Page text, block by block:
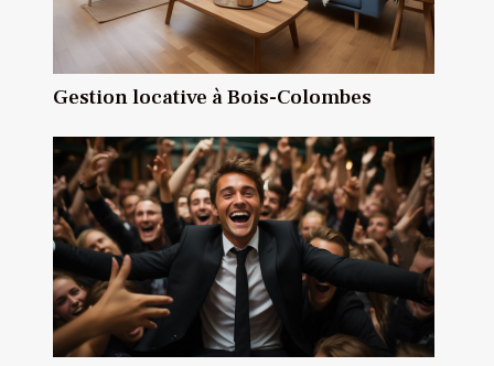
Gestion locative à Bois-Colombes